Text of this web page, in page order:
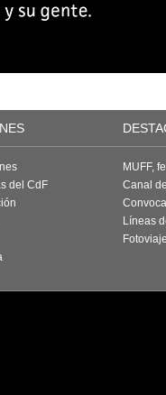
del CdF
MUFF,
Canal
Líneas